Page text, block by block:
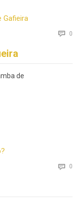
 0
de
 0